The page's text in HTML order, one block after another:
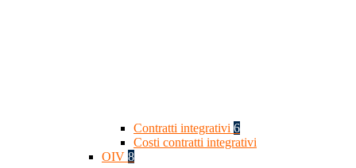
Contratti integrativi 6
Costi contratti integrativi
OIV 8